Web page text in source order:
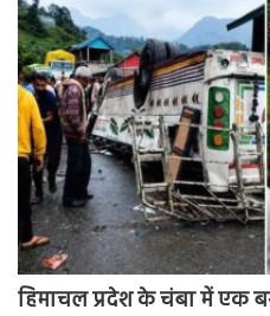
हिमाचल प्रदेश के चंबा में एक